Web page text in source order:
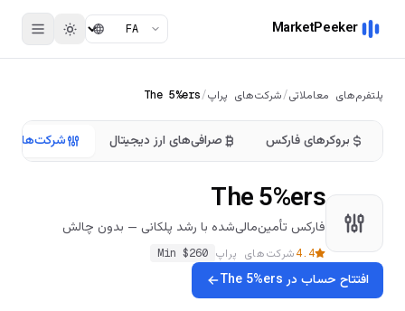
MarketPeeker
پلتفرم‌های معاملاتی/شرکت‌های پراپ/
The 5%ers
بروکرهای فارکس صرافی‌های ارز دیجیتال شرکت‌های
The 5%ers
فارکس تأمین‌مالی‌شده با رشد پلکانی — بدون چالش
4.4شرکت‌های پراپ Min $260
افتتاح حساب در The 5%ers